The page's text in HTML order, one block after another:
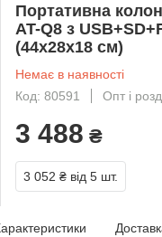
Портативна
AT-Q8 з
(44х28х18 см)
Немає в наявності
Код: 80591
Опт і
3 488 ₴
3 052 ₴ від 5 шт.